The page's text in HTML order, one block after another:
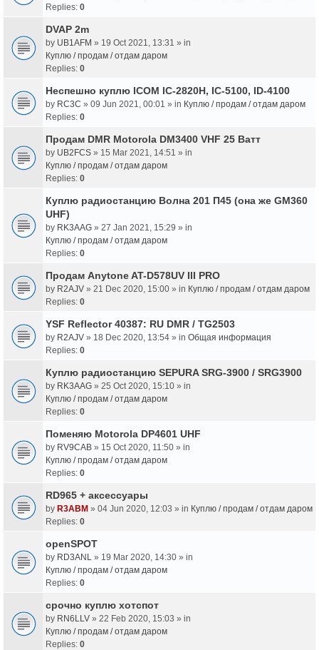
Replies: 0
DVAP 2m
by UB1AFM » 19 Oct 2021, 13:31 » in
Куплю / продам / отдам даром
Replies: 0
Неспешно куплю ICOM IC-2820H, IC-5100, ID-4100
by RC3C » 09 Jun 2021, 00:01 » in Куплю / продам / отдам даром
Replies: 0
Продам DMR Motorola DM3400 VHF 25 Ватт
by UB2FCS » 15 Mar 2021, 14:51 » in
Куплю / продам / отдам даром
Replies: 0
Куплю радиостанцию Волна 201 П45 (она же GM360
UHF)
by RK3AAG » 27 Jan 2021, 15:29 » in
Куплю / продам / отдам даром
Replies: 0
Продам Anytone AT-D578UV III PRO
by R2AJV » 21 Dec 2020, 15:00 » in Куплю / продам / отдам даром
Replies: 0
YSF Reflector 40387: RU DMR / TG2503
by R2AJV » 18 Dec 2020, 13:54 » in Общая информация
Replies: 0
Куплю радиостанцию SEPURA SRG-3900 / SRG3900
by RK3AAG » 25 Oct 2020, 15:10 » in
Куплю / продам / отдам даром
Replies: 0
Поменяю Motorola DP4601 UHF
by RV9CAB » 15 Oct 2020, 11:50 » in
Куплю / продам / отдам даром
Replies: 0
RD965 + аксессуары
by R3ABM » 04 Jun 2020, 12:03 » in Куплю / продам / отдам даром
Replies: 0
openSPOT
by RD3ANL » 19 Mar 2020, 14:30 » in
Куплю / продам / отдам даром
Replies: 0
срочно куплю хотспот
by RN6LLV » 22 Feb 2020, 15:03 » in
Куплю / продам / отдам даром
Replies: 0